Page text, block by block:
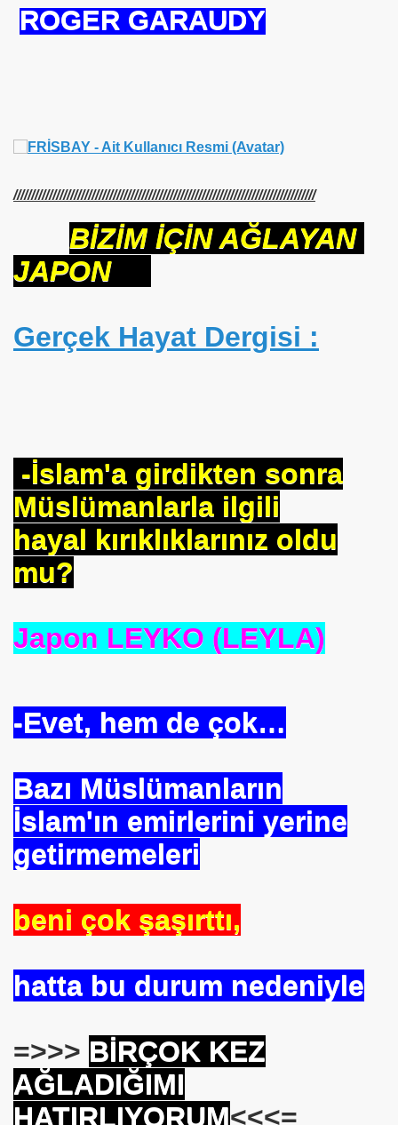
ROGER GARAUDY
/////////////////////////////////////////////////////////////////////////////////////
BİZİM İÇİN AĞLAYAN
JAPON
Gerçek Hayat Dergisi :
-İslam'a girdikten sonra
Müslümanlarla ilgili
hayal kırıklıklarınız oldu
mu?
Japon LEYKO (LEYLA)
-Evet, hem de çok…
Bazı Müslümanların
İslam'ın emirlerini yerine
getirmemeleri
beni çok şaşırttı,
hatta bu durum nedeniyle
=>>> BİRÇOK KEZ
AĞLADIĞIMI
HATIRLIYORUM<<<=
Şehit